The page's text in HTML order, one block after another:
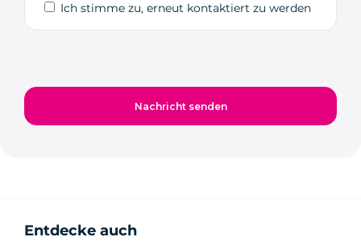
Ich stimme zu, erneut kontaktiert zu werden
Entdecke auch